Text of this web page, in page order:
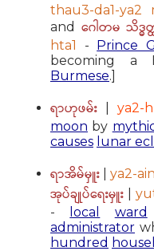
thau3-da1-ya2
and ဂေါတမ သိဒ္ဓ
hta1
- Prince
becoming a
Burmese.]
ရာဟုဖမ်း ya2-
moon by
causes lunar
ရာအိမ်မှူး |ya2-
အုပ်ချုပ်ရေးမှူး
-
local ward
administrator
hundred